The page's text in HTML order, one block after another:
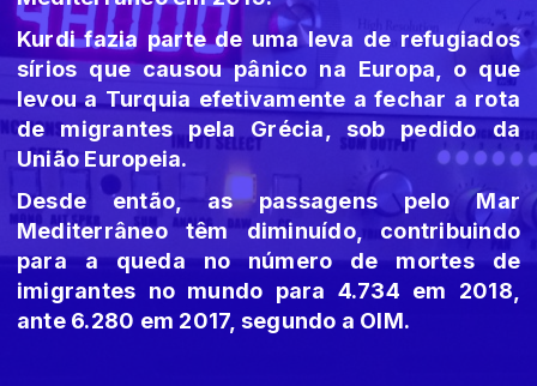
Kurdi fazia parte de uma leva de refugiados
sírios que causou pânico na Europa, o que
levou a Turquia efetivamente a fechar a rota
de migrantes pela Grécia, sob pedido da
União Europeia.
Desde então, as passagens pelo Mar
Mediterrâneo têm diminuído, contribuindo
para a queda no número de mortes de
imigrantes no mundo para 4.734 em 2018,
ante 6.280 em 2017, segundo a OIM.